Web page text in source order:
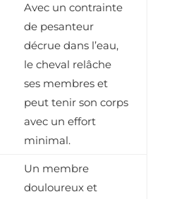
Avec un contrainte
de pesanteur
décrue dans l’eau,
le cheval relâche
ses membres et
peut tenir son corps
avec un effort
minimal.
Un membre
douloureux et